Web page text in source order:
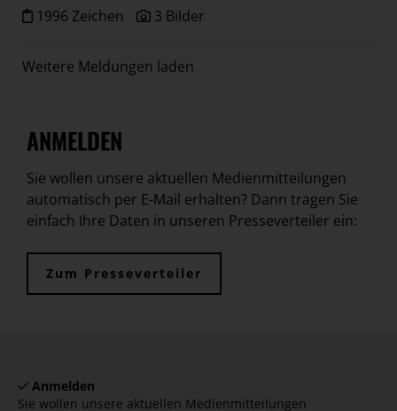
1996 Zeichen
3 Bilder
Weitere Meldungen laden
ANMELDEN
Sie wollen unsere aktuellen Medienmitteilungen
automatisch per E-Mail erhalten? Dann tragen Sie
einfach Ihre Daten in unseren Presseverteiler ein:
Zum Presseverteiler
Anmelden
Sie wollen unsere aktuellen Medienmitteilungen